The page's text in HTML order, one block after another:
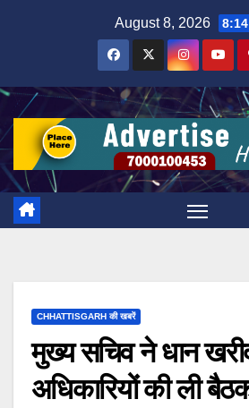
August 8, 2026
CHHATTISGARH की खबरें
मुख्य सचिव ने धान
अधिकारियों की ली